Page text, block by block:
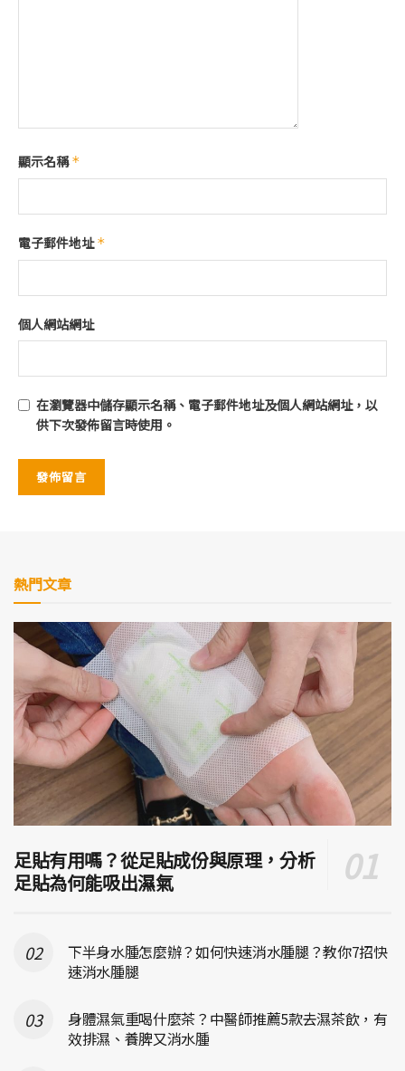
顯示名稱*
電子郵件地址*
個人網站網址
在瀏覽器中儲存顯示名稱、電子郵件地址及個人網站網址，以
供下次發佈留言時使用。
熱門文章
足貼有用嗎？從足貼成份與原理，分析
足貼為何能吸出濕氣
下半身水腫怎麼辦？如何快速消水腫腿？教你7招快
速消水腫腿
身體濕氣重喝什麼茶？中醫師推薦5款去濕茶飲，有
效排濕、養脾又消水腫